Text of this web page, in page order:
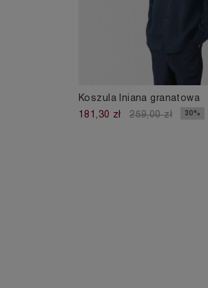
Koszula lniana granatowa
181,30 zł
259,00 zł 30%